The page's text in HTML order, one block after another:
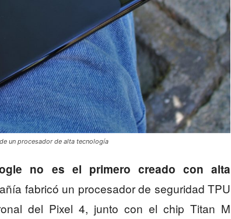
un procesador de alta tecnología
no es el primero creado con alta
fabricó un procesador de seguridad TPU
del Pixel 4, junto con el chip Titan M